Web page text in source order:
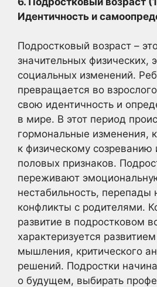
Идентичность и
Подростковый возраст –
значительных физических,
социальных изменений.
превращается во
свою идентичность и
в мире. В этот период
гормональные изменения,
к физическому созреванию
половых признаков.
переживают
нестабильность, перепады
конфликты с родителями.
развитие в подростковом
характеризуется
мышления, критического
решений. Подростки
о будущем, выбирать